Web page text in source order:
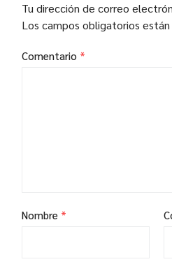
Tu dirección de correo
Los campos obligatorios
Comentario *
Nombre *